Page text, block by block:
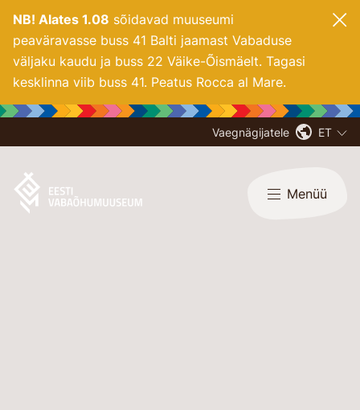
NB! Alates 1.08 sõidavad muuseumi
peaväravasse buss 41 Balti jaamast Vabaduse
väljaku kaudu ja buss 22 Väike-Õismäelt. Tagasi
kesklinna viib buss 41. Peatus Rocca al Mare.
Vaegnägijatele ET
Menüü